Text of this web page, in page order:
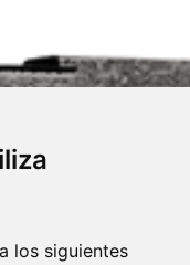
los siguientes